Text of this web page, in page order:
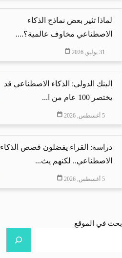
لماذا تثير بعض نماذج الذكاء
الاصطناعي مخاوف عالمية؟....
31 يوليو, 2026
البنك الدولي: الذكاء الاصطناعي قد
يختصر 100 عام من ا...
5 أغسطس, 2026
دراسة: القراء يفضلون قصص الذكاء
الاصطناعي.. لكنهم يث...
5 أغسطس, 2026
أبحث في الموقع